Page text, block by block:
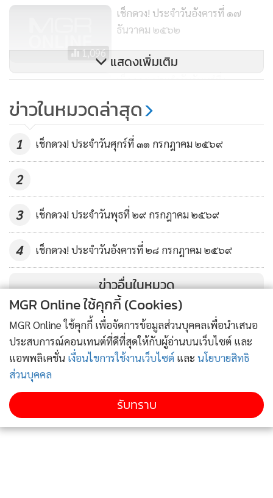
จะปรับแก้จุดบอด งานในเครื่องแบบ จะมีคนพยายามดึงไปเป็น
พรรคพวก มีทั้งร้ายดีสองแง่ คิดให้ดีๆ การเงิน ทวงเงินใครจะได้
คืนหรือถามหาค่าจ้างที่ยังไม่ได้รับจะได้เงินเข้ากระเป๋า
วัยเรียน ความรักจะเข้ามาทักทาย อย่ารีบร้อนตกลงเป็นแฟนใคร
หรือรีบขอคนที่หมายปองเป็นคนรัก เพราะอาจเกิดปัญหาจุกจิก
ดูกันไปอีกสักพัก จะดีกว่า คนคบหากันมานานๆ วันนี้ราบรื่น แม้
แต่งงานแล้ว คนรักช่างเอาใจ ขออะไรให้หมดชี้นกเป็นนกชี้ไม้
เป็นไม้
ธุรกิจที่อยู่ในรูปแบบหุ้นส่วนวันนี้อาจสดใสกว่าคนอื่น โดยเฉพาะ
สายงานเพื่อสุขภาพ และงานบริการ มนุษญ์เงินเดือนจะมรคน
ชักชวนทำงานเสริมนอกเวลา ตกปากรับคำได้ยกเว้นธุรกิจขาย
ตรง ยังไม่เข้ากับดวงชะตา การเงิน มีการหมุน ใช้ เก็บ แต่รายจ่าย
จำเป็นยังมีอยู่มาก ทำให้เงินเก็บค่อนข้างน้อย การเดินทางดีกับ
การเจรจางาน เจรจายาก ทำงานลำบาก แต่สุดท้ายคุณจะได้ดั่งใจ
ความรักที่งอนกันบ้าย ทะเลาะกันบ่อย แยกกันอยู่สักพักจะ
เหมาะสม ส่วนคนกำลังจะเลิกหย่าร้าง ยังยืดยาวด้วยข้อตกลง ใคร
อยากพาแฟนไปเปิดตัวกับที่บ้าน ตลอดครึ่งปีแรก ดำเนินการได้
แบบชิลๆ
คนเกิดวันเสาร์
การทำงานเน้นการทำล่วงหน้า หรือการสั่งการที่ชัดเจน ปัญหา
เฉพาะหน้าจะเข้ามาทักทายให้คุณเร่งแก้ไข ธุรกิจที่เกี่ยวข้องกับ
ราชการ ดีลงานราชการ หรือการค้าขายในหน่วยงานราชการจะ
1,096
เช็กดวง! ประจำวันอังคารที่ ๑๗
ธันวาคม ๒๕๖๒
682
เช็กดวง! ประจำวันจันทรํที่ ๒๓
แสดงเพิ่มเติม
ข่าวในหมวดล่าสุด
1 เช็กดวง! ประจำวันศุกร์ที่ ๓๑ กรกฎาคม ๒๕๖๙
2
3 เช็กดวง! ประจำวันพุธที่ ๒๙ กรกฎาคม ๒๕๖๙
4 เช็กดวง! ประจำวันอังคารที่ ๒๘ กรกฎาคม ๒๕๖๙
ข่าวอื่นในหมวด
MGR Online ใช้คุกกี้ (Cookies)
MGR Online ใช้คุกกี้ เพื่อจัดการข้อมูลส่วนบุคคลเพื่อนำเสนอ
ประสบการณ์คอนเทนต์ที่ดีที่สุดให้กับผู้อ่านบนเว็บไซต์ และ
แอพพลิเคชั่น เงื่อนไขการใช้งานเว็บไซต์ และ นโยบายสิทธิ
ส่วนบุคคล
รับทราบ